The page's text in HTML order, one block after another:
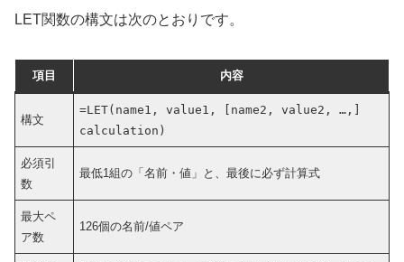
LET関数の構文は次のとおりです。
項目 内容
構文
=LET(name1, value1, [name2, value2, …,]
calculation)
必須引
数
最低1組の「名前・値」と、最後に必ず計算式
最大ペ
ア数
126個の名前/値ペア